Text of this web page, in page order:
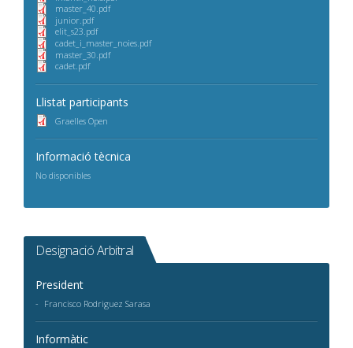
master_40.pdf
junior.pdf
elit_s23.pdf
cadet_i_master_noies.pdf
master_30.pdf
cadet.pdf
Llistat participants
Graelles Open
Informació tècnica
No disponibles
Designació Arbitral
President
Francisco Rodriguez Sarasa
Informàtic